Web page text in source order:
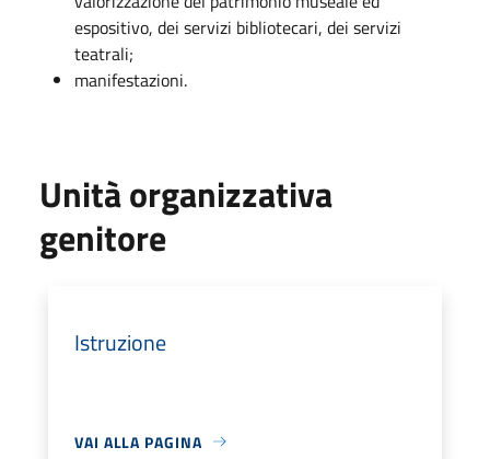
espositivo, dei servizi bibliotecari, dei servizi
teatrali;
manifestazioni.
Unità organizzativa
genitore
Istruzione
VAI ALLA PAGINA